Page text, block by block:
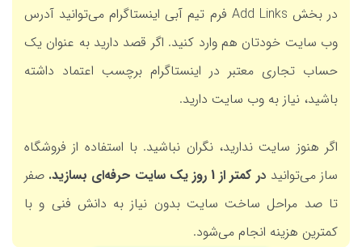
در بخش Add Links فرم تیم آبی اینستاگرام می‌توانید آدرس
وب سایت خودتان هم وارد کنید. اگر قصد دارید به عنوان یک
حساب تجاری معتبر در اینستاگرام برچسب اعتماد داشته
باشید، نیاز به وب سایت دارید.
اگر هنوز سایت ندارید، نگران نباشید. با استفاده از فروشگاه
ساز می‌توانید در کمتر از 1 روز یک سایت حرفه‌ای بسازید.
صفر
تا صد مراحل ساخت سایت بدون نیاز به دانش فنی و با
کمترین هزینه انجام می‌شود.